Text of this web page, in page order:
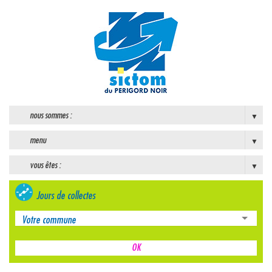
nous sommes :
menu
vous êtes :
Jours de collectes